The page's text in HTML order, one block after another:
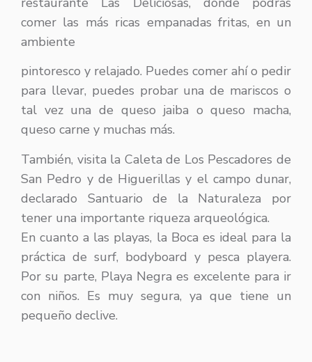
comer las más ricas empanadas fritas, en un
ambiente
pintoresco y relajado. Puedes comer ahí o pedir
para llevar, puedes probar una de mariscos o
tal vez una de queso jaiba o queso macha,
queso carne y muchas más.
También, visita la Caleta de Los Pescadores de
San Pedro y de Higuerillas y el campo dunar,
declarado Santuario de la Naturaleza por
tener una importante riqueza arqueológica.
En cuanto a las playas, la Boca es ideal para la
práctica de surf, bodyboard y pesca playera.
Por su parte, Playa Negra es excelente para ir
con niños. Es muy segura, ya que tiene un
pequeño declive.